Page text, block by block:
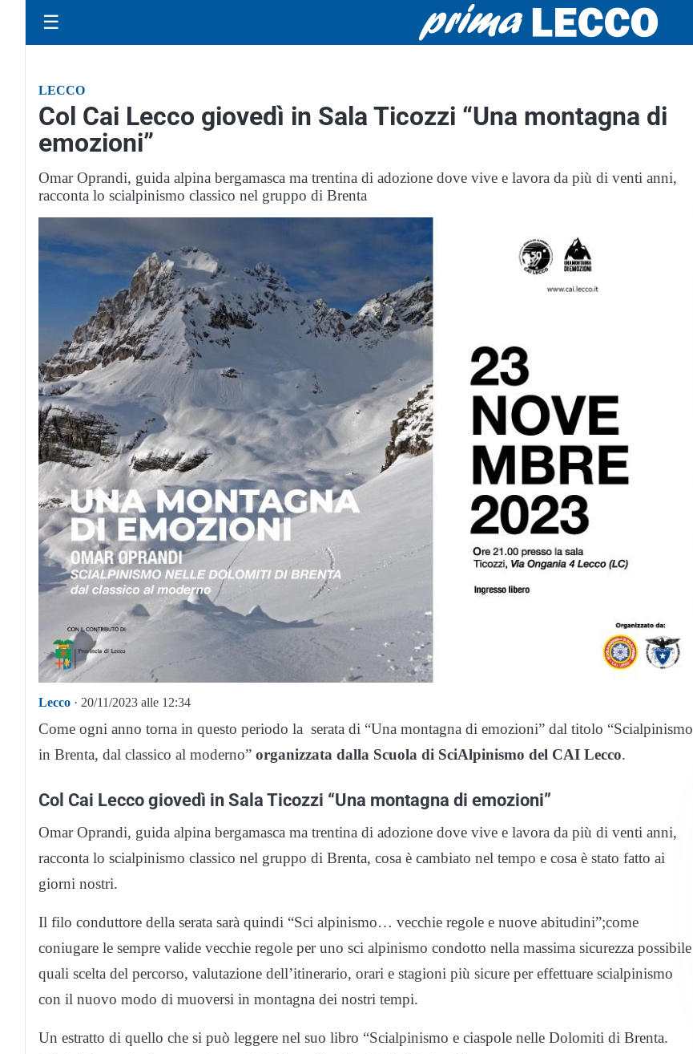
☰
LECCO
Col Cai Lecco giovedì in Sala Ticozzi “Una montagna di
emozioni”
Omar Oprandi, guida alpina bergamasca ma trentina di adozione dove vive e lavora da più di venti anni,
racconta lo scialpinismo classico nel gruppo di Brenta
Lecco · 20/11/2023 alle 12:34
Come ogni anno torna in questo periodo la serata di “Una montagna di emozioni” dal titolo “Scialpinismo
in Brenta, dal classico al moderno” organizzata dalla Scuola di SciAlpinismo del CAI Lecco.
Col Cai Lecco giovedì in Sala Ticozzi “Una montagna di emozioni”
Omar Oprandi, guida alpina bergamasca ma trentina di adozione dove vive e lavora da più di venti anni,
racconta lo scialpinismo classico nel gruppo di Brenta, cosa è cambiato nel tempo e cosa è stato fatto ai
giorni nostri.
Il filo conduttore della serata sarà quindi “Sci alpinismo… vecchie regole e nuove abitudini”;come
coniugare le sempre valide vecchie regole per uno sci alpinismo condotto nella massima sicurezza possibile
quali scelta del percorso, valutazione dell’itinerario, orari e stagioni più sicure per effettuare scialpinismo
con il nuovo modo di muoversi in montagna dei nostri tempi.
Un estratto di quello che si può leggere nel suo libro “Scialpinismo e ciaspole nelle Dolomiti di Brenta.